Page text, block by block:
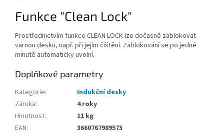
Funkce "Clean Lock"
Prostřednictvím funkce CLEAN LOCK lze dočasně zablokovat
varnou desku, např. při jejím čištění. Zablokování se po jedné
minutě automaticky uvolní.
Doplňkové parametry
Kategorie:
Indukční desky
Záruka:
4 roky
Hmotnost:
11 kg
EAN:
3660767989573